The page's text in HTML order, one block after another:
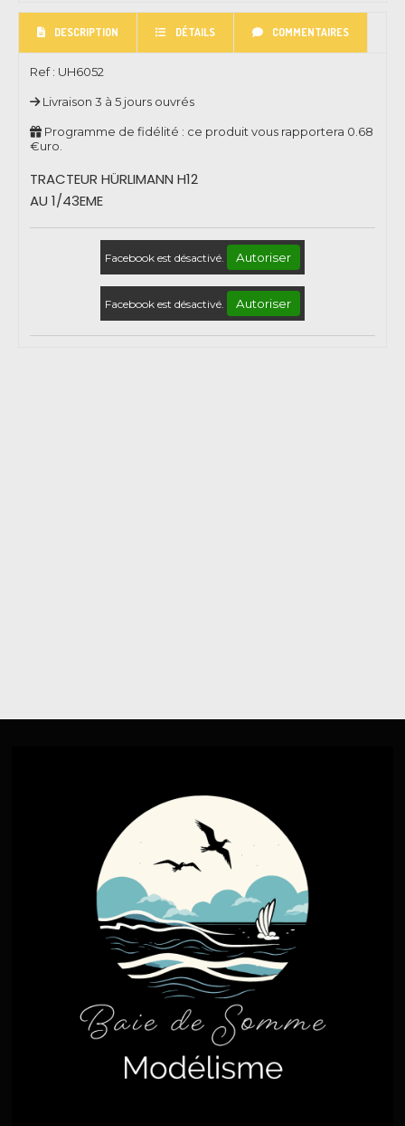
DESCRIPTION DÉTAILS COMMENTAIRES
Ref : UH6052
Livraison 3 à 5 jours ouvrés
Programme de fidélité : ce produit vous rapportera 0.68
€uro.
TRACTEUR HÜRLIMANN H12
AU 1/43EME
Facebook est désactivé. Autoriser
Facebook est désactivé. Autoriser